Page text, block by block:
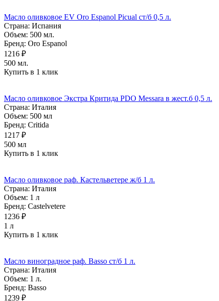
Масло оливковое EV Oro Espanol Picual ст/б 0,5 л.
Страна: Испания
Объем: 500 мл.
Бренд: Oro Espanol
1216 ₽
500 мл.
Купить в 1 клик
Масло оливковое Экстра Критида PDO Messara в жест.б 0,5 л.
Страна: Италия
Объем: 500 мл
Бренд: Critida
1217 ₽
500 мл
Купить в 1 клик
Масло оливковое раф. Кастельветере ж/б 1 л.
Страна: Италия
Объем: 1 л
Бренд: Castelvetere
1236 ₽
1 л
Купить в 1 клик
Масло виноградное раф. Basso ст/б 1 л.
Страна: Италия
Объем: 1 л.
Бренд: Basso
1239 ₽